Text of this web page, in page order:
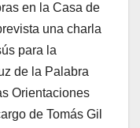
en la Casa de
una charla
para la
de la Palabra
Orientaciones
de Tomás Gil